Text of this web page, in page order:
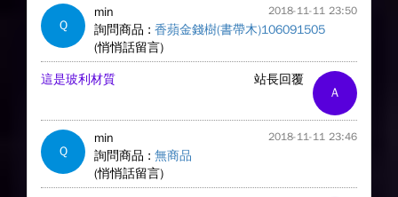
Q
min 2018-11-11 23:50
詢問商品 : 香蘋金錢樹(書帶木)106091505
(悄悄話留言)
A
站長回覆
這是玻利材質
Q
min 2018-11-11 23:46
詢問商品 : 無商品
(悄悄話留言)